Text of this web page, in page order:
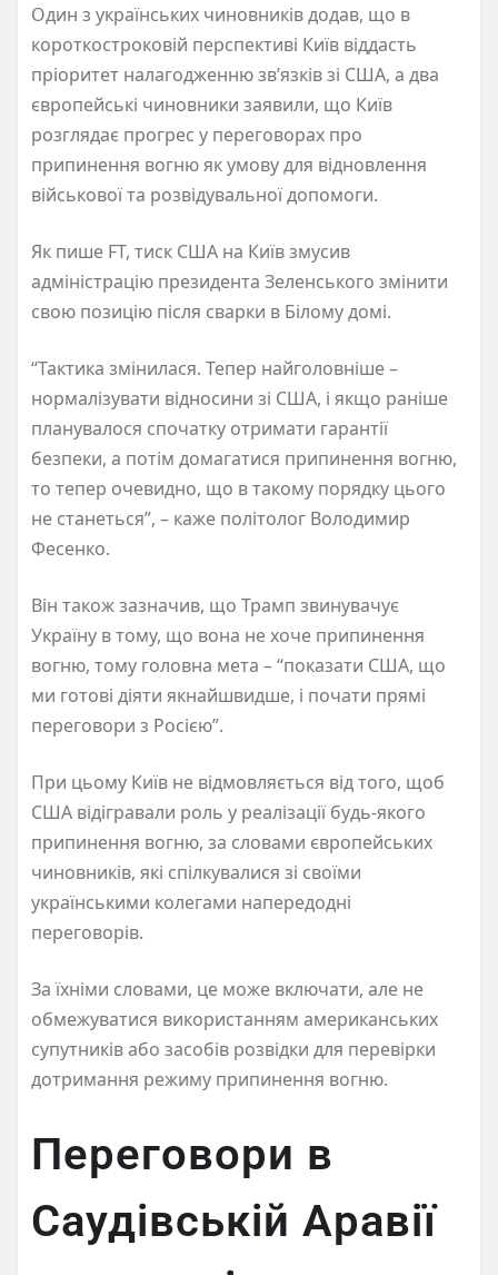
Один з українських чиновників додав, що в
короткостроковій перспективі Київ віддасть
пріоритет налагодженню зв’язків зі США, а два
європейські чиновники заявили, що Київ
розглядає прогрес у переговорах про
припинення вогню як умову для відновлення
військової та розвідувальної допомоги.
Як пише FT, тиск США на Київ змусив
адміністрацію президента Зеленського змінити
свою позицію після сварки в Білому домі.
“Тактика змінилася. Тепер найголовніше –
нормалізувати відносини зі США, і якщо раніше
планувалося спочатку отримати гарантії
безпеки, а потім домагатися припинення вогню,
то тепер очевидно, що в такому порядку цього
не станеться”, – каже політолог Володимир
Фесенко.
Він також зазначив, що Трамп звинувачує
Україну в тому, що вона не хоче припинення
вогню, тому головна мета – “показати США, що
ми готові діяти якнайшвидше, і почати прямі
переговори з Росією”.
При цьому Київ не відмовляється від того, щоб
США відігравали роль у реалізації будь-якого
припинення вогню, за словами європейських
чиновників, які спілкувалися зі своїми
українськими колегами напередодні
переговорів.
За їхніми словами, це може включати, але не
обмежуватися використанням американських
супутників або засобів розвідки для перевірки
дотримання режиму припинення вогню.
Переговори в
Саудівській Аравії